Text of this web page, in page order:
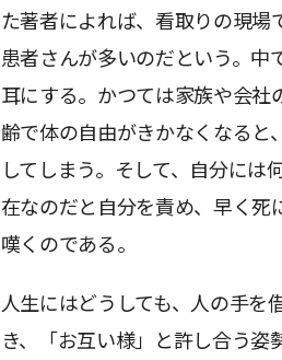
た著者によれば、看取りの現場
患者さんが多いのだという。中
耳にする。かつては家族や会社
齢で体の自由がきかなくなると
してしまう。そして、自分に
在なのだと自分を責め、早く死
嘆くのである。
人生にはどうしても、人の手を
き、「お互い様」と許し合う姿